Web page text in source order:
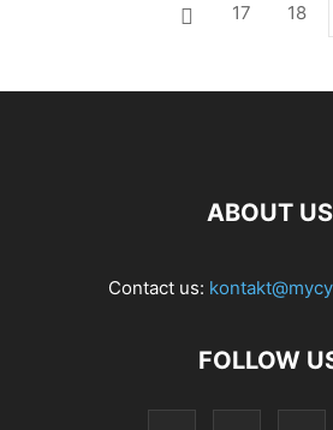
17 18
ABOUT US
Contact us:
FOLLOW